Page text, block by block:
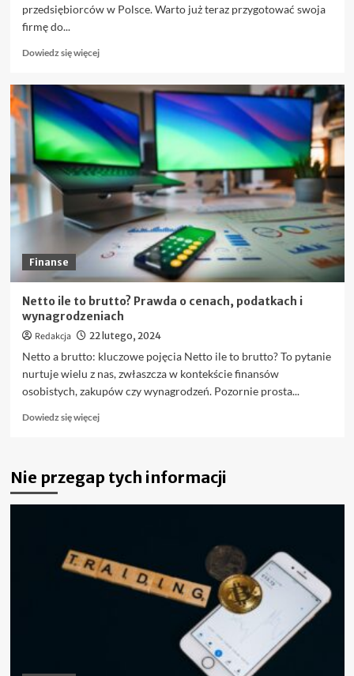
przedsiębiorców w Polsce. Warto już teraz przygotować swoja
firmę do...
Dowiedz się więcejDowiedz
Jak
zacząć
korzystać
z
KSeF:
Krok
po
Finanse
Netto ile to brutto? Prawda o cenach, podatkach i
wynagrodzeniach
Redakcja 22 lutego, 2024
Netto a brutto: kluczowe pojęcia Netto ile to brutto? To pytanie
nurtuje wielu z nas, zwłaszcza w kontekście finansów
osobistych, zakupów czy wynagrodzeń. Pozornie prosta...
Dowiedz się więcejDowiedz
Netto
ile
to
cenach,
podatkach
Nie przegap tych informacji